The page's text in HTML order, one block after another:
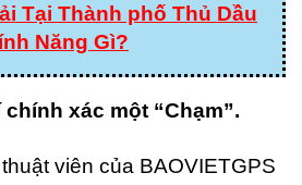
Tại Thành phố Thủ Dầu
Năng Gì?
xác một “Chạm”.
viên của BAOVIETGPS